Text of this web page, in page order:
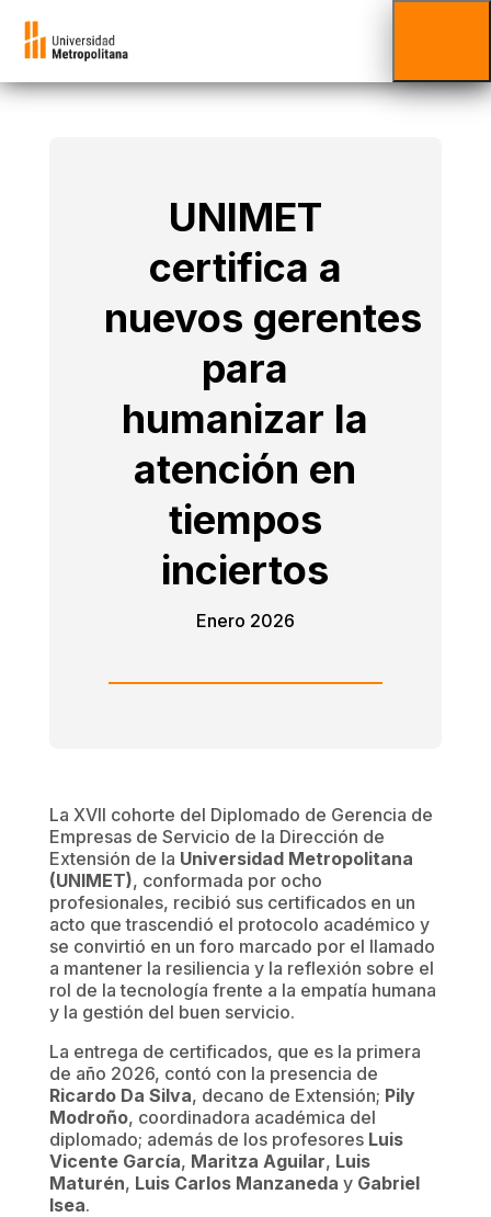
UNIMET
certifica a
nuevos gerentes
para
humanizar la
atención en
tiempos
inciertos
Enero 2026
La XVII cohorte del Diplomado de Gerencia de
Empresas de Servicio de la Dirección de
Extensión de la Universidad Metropolitana
(UNIMET), conformada por ocho
profesionales, recibió sus certificados en un
acto que trascendió el protocolo académico y
se convirtió en un foro marcado por el llamado
a mantener la resiliencia y la reflexión sobre el
rol de la tecnología frente a la empatía humana
y la gestión del buen servicio.
La entrega de certificados, que es la primera
de año 2026, contó con la presencia de
Ricardo Da Silva, decano de Extensión; Pily
Modroño, coordinadora académica del
diplomado; además de los profesores Luis
Vicente García, Maritza Aguilar, Luis
Maturén, Luis Carlos Manzaneda y Gabriel
Isea.